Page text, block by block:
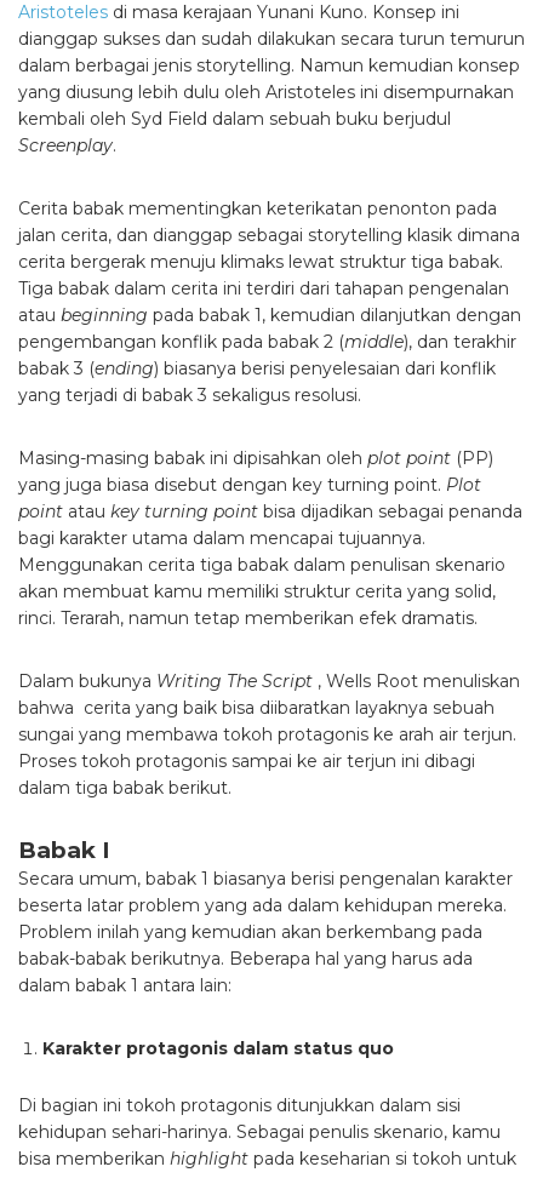
Aristoteles di masa kerajaan Yunani Kuno. Konsep ini
dianggap sukses dan sudah dilakukan secara turun temurun
dalam berbagai jenis storytelling. Namun kemudian konsep
yang diusung lebih dulu oleh Aristoteles ini disempurnakan
kembali oleh Syd Field dalam sebuah buku berjudul
Screenplay.
Cerita babak mementingkan keterikatan penonton pada
jalan cerita, dan dianggap sebagai storytelling klasik dimana
cerita bergerak menuju klimaks lewat struktur tiga babak.
Tiga babak dalam cerita ini terdiri dari tahapan pengenalan
atau beginning pada babak 1, kemudian dilanjutkan dengan
pengembangan konflik pada babak 2 (middle), dan terakhir
babak 3 (ending) biasanya berisi penyelesaian dari konflik
yang terjadi di babak 3 sekaligus resolusi.
Masing-masing babak ini dipisahkan oleh plot point (PP)
yang juga biasa disebut dengan key turning point. Plot
point atau key turning point bisa dijadikan sebagai penanda
bagi karakter utama dalam mencapai tujuannya.
Menggunakan cerita tiga babak dalam penulisan skenario
akan membuat kamu memiliki struktur cerita yang solid,
rinci. Terarah, namun tetap memberikan efek dramatis.
Dalam bukunya Writing The Script , Wells Root menuliskan
bahwa cerita yang baik bisa diibaratkan layaknya sebuah
sungai yang membawa tokoh protagonis ke arah air terjun.
Proses tokoh protagonis sampai ke air terjun ini dibagi
dalam tiga babak berikut.
Babak I
Secara umum, babak 1 biasanya berisi pengenalan karakter
beserta latar problem yang ada dalam kehidupan mereka.
Problem inilah yang kemudian akan berkembang pada
babak-babak berikutnya. Beberapa hal yang harus ada
dalam babak 1 antara lain:
Karakter protagonis dalam status quo
Di bagian ini tokoh protagonis ditunjukkan dalam sisi
kehidupan sehari-harinya. Sebagai penulis skenario, kamu
bisa memberikan highlight pada keseharian si tokoh untuk